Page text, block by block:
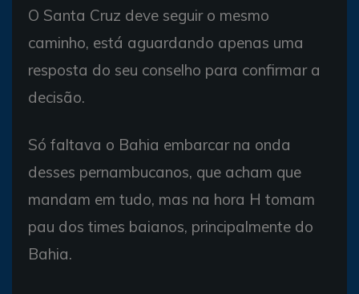
O Santa Cruz deve seguir o mesmo
caminho, está aguardando apenas uma
resposta do seu conselho para confirmar a
decisão.
Só faltava o Bahia embarcar na onda
desses pernambucanos, que acham que
mandam em tudo, mas na hora H tomam
pau dos times baianos, principalmente do
Bahia.